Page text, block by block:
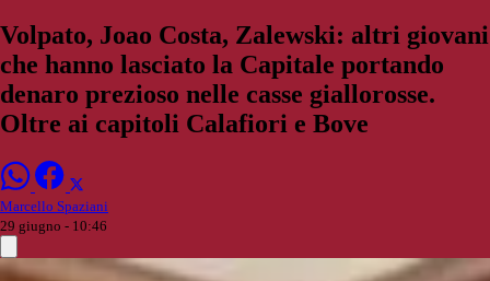
Volpato, Joao Costa, Zalewski: altri giovani
che hanno lasciato la Capitale portando
denaro prezioso nelle casse giallorosse.
Oltre ai capitoli Calafiori e Bove
Marcello Spaziani
29 giugno - 10:46